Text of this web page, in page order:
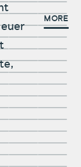
More